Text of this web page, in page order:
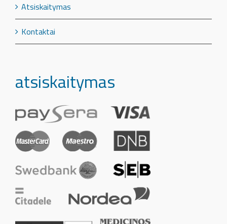
Atsiskaitymas
Kontaktai
atsiskaitymas